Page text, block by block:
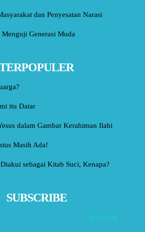
dan Penyesatan Narasi
Generasi Muda
itu Datar
dalam Gambar Kerahiman Ilahi
Masih Ada!
sebagai Kitab Suci, Kenapa?
SUBSCRIBE